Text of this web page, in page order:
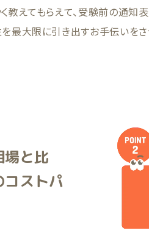
教えてもらえて、受験前の通知
最大限に引き出すお手伝いをさ
と比
ストパ